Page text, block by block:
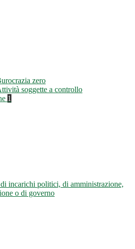
zero
soggette a controllo
1
incarichi politici, di amministrazione,
o di governo